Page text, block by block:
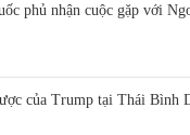
phủ nhận cuộc gặp với
của Trump tại Thái Bình